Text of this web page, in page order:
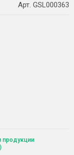
Арт. GSL000363
продукции